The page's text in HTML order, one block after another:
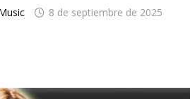
8 de septiembre de 2025